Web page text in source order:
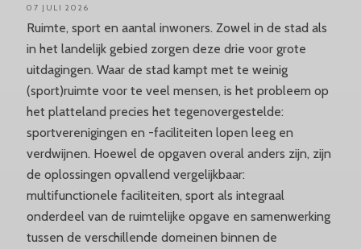
Ruimte, sport en aantal inwoners. Zowel in de stad als
in het landelijk gebied zorgen deze drie voor grote
uitdagingen. Waar de stad kampt met te weinig
(sport)ruimte voor te veel mensen, is het probleem op
het platteland precies het tegenovergestelde:
sportverenigingen en -faciliteiten lopen leeg en
verdwijnen. Hoewel de opgaven overal anders zijn, zijn
de oplossingen opvallend vergelijkbaar:
multifunctionele faciliteiten, sport als integraal
onderdeel van de ruimtelijke opgave en samenwerking
tussen de verschillende domeinen binnen de
07 JULI 2026